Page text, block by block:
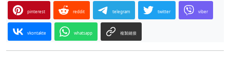
pinterest reddit telegram twitter viber
vkontakte whatsapp 複製鏈接